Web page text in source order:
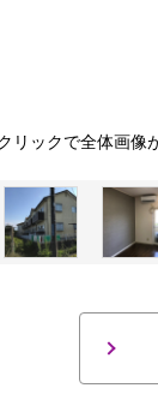
リックで全体画像